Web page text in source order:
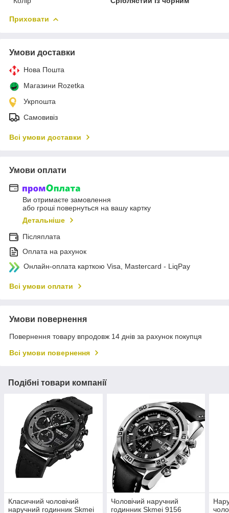
Приховати
Умови доставки
Нова Пошта
Магазини Rozetka
Укрпошта
Самовивіз
Всі умови доставки
Умови оплати
Ви отримаєте замовлення
або гроші повернуться на вашу картку
Детальніше
Післяплата
Оплата на рахунок
Онлайн-оплата карткою Visa, Mastercard - LiqPay
Всі умови оплати
Умови повернення
Повернення товару впродовж 14 днів за рахунок покупця
Всі умови повернення
Подібні товари компанії
Класичний чоловічий
наручний годинник Skmei
Чоловічий наручний
годинник Skmei 9156